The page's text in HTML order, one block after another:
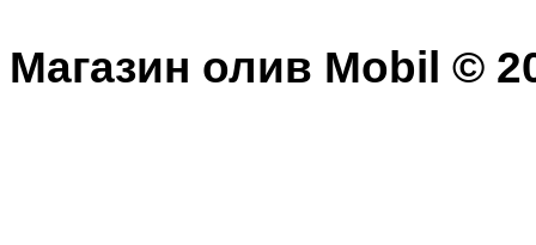
Магазин олив Mobil ©